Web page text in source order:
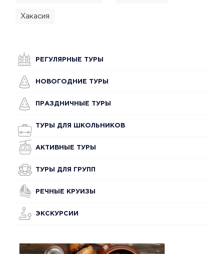
Хакасия
РЕГУЛЯРНЫЕ ТУРЫ
НОВОГОДНИЕ ТУРЫ
ПРАЗДНИЧНЫЕ ТУРЫ
ТУРЫ ДЛЯ ШКОЛЬНИКОВ
АКТИВНЫЕ ТУРЫ
ТУРЫ ДЛЯ ГРУПП
РЕЧНЫЕ КРУИЗЫ
ЭКСКУРСИИ